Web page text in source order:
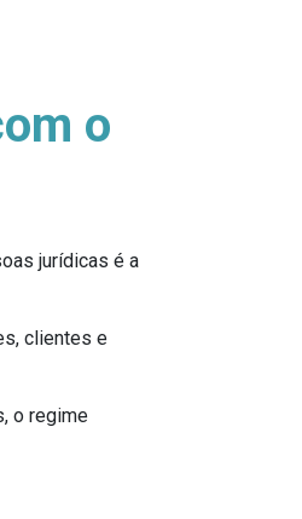
o
jurídicas é a
clientes e
o regime